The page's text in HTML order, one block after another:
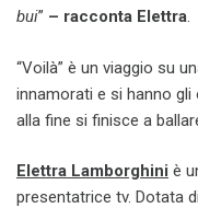
bui” – racconta Elettra.
“Voilà” è un viaggio su
innamorati e si hanno
alla fine si finisce a
Elettra Lamborghini è
presentatrice tv. Dotata